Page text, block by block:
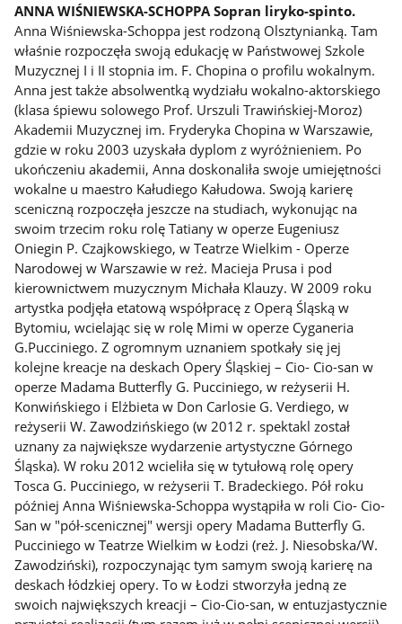
ANNA WIŚNIEWSKA-SCHOPPA Sopran liryko-spinto.
Anna Wiśniewska-Schoppa jest rodzoną Olsztynianką. Tam
właśnie rozpoczęła swoją edukację w Państwowej Szkole
Muzycznej I i II stopnia im. F. Chopina o profilu wokalnym.
Anna jest także absolwentką wydziału wokalno-aktorskiego
(klasa śpiewu solowego Prof. Urszuli Trawińskiej-Moroz)
Akademii Muzycznej im. Fryderyka Chopina w Warszawie,
gdzie w roku 2003 uzyskała dyplom z wyróżnieniem. Po
ukończeniu akademii, Anna doskonaliła swoje umiejętności
wokalne u maestro Kałudiego Kałudowa. Swoją karierę
sceniczną rozpoczęła jeszcze na studiach, wykonując na
swoim trzecim roku rolę Tatiany w operze Eugeniusz
Oniegin P. Czajkowskiego, w Teatrze Wielkim - Operze
Narodowej w Warszawie w reż. Macieja Prusa i pod
kierownictwem muzycznym Michała Klauzy. W 2009 roku
artystka podjęła etatową współpracę z Operą Śląską w
Bytomiu, wcielając się w rolę Mimi w operze Cyganeria
G.Pucciniego. Z ogromnym uznaniem spotkały się jej
kolejne kreacje na deskach Opery Śląskiej – Cio- Cio-san w
operze Madama Butterfly G. Pucciniego, w reżyserii H.
Konwińskiego i Elżbieta w Don Carlosie G. Verdiego, w
reżyserii W. Zawodzińskiego (w 2012 r. spektakl został
uznany za największe wydarzenie artystyczne Górnego
Śląska). W roku 2012 wcieliła się w tytułową rolę opery
Tosca G. Pucciniego, w reżyserii T. Bradeckiego. Pół roku
później Anna Wiśniewska-Schoppa wystąpiła w roli Cio- Cio-
San w "pół-scenicznej" wersji opery Madama Butterfly G.
Pucciniego w Teatrze Wielkim w Łodzi (reż. J. Niesobska/W.
Zawodziński), rozpoczynając tym samym swoją karierę na
deskach łódzkiej opery. To w Łodzi stworzyła jedną ze
swoich największych kreacji – Cio-Cio-san, w entuzjastycznie